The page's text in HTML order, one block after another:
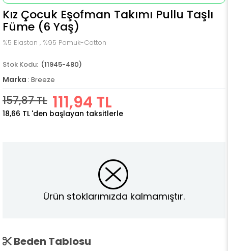
Kız Çocuk Eşofman Takımı Pullu Taşlı
Füme (6 Yaş)
%5 Elastan , %95 Pamuk-Cotton
(11945-480)
Marka : Breeze
157,87 TL 111,94 TL
18,66 TL 'den başlayan taksitlerle
Ürün stoklarımızda kalmamıştır.
Beden Tablosu